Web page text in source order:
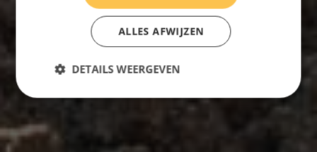
ALLES AFWIJZEN
DETAILS WEERGEVEN